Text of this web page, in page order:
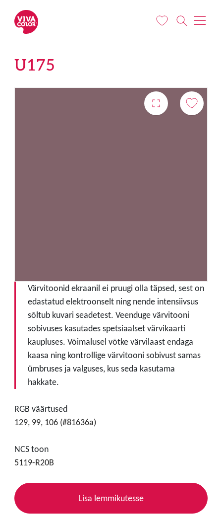
U175
Värvitoonid ekraanil ei pruugi olla täpsed, sest on
edastatud elektroonselt ning nende intensiivsus
sõltub kuvari seadetest. Veenduge värvitooni
sobivuses kasutades spetsiaalset värvikaarti
kaupluses. Võimalusel võtke värvilaast endaga
kaasa ning kontrollige värvitooni sobivust samas
ümbruses ja valguses, kus seda kasutama
hakkate.
RGB väärtused
129, 99, 106 (#81636a)
NCS toon
5119-R20B
Lisa lemmikutesse